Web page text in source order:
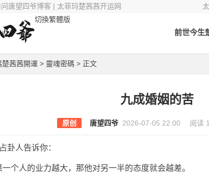
唐望四爷博客 | 太菲玛楚茜茜开运网
切換繁體版
前世今生
楚茜茜開運 > 靈魂密碼 > 正文
九成婚姻的苦
原创 唐望四爷 2026-07-05 22:00 阅读
卦人告诉你：
一个人的业力越大，那他对另一半的态度就会越差。